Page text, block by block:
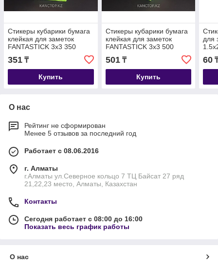
Стикеры кубарики бумага
клейкая для заметок
FANTASTICK 3х3 350
листов
351 ₸
Купить
Стикеры кубарики бумага
клейкая для заметок
FANTASTICK 3х3 500
листов
501₸
Купить
для
60
О нас
Рейтинг не сформирован
Менее 5 отзывов за последний год
Работает с 08.06.2016
г. Алматы
г.Алматы ул.Северное кольцо 7 ТЦ Байсат 27 ряд
21,22,23 место, Алматы, Казахстан
Контакты
Сегодня работает с 08:00 до 16:00
Показать весь график работы
О нас